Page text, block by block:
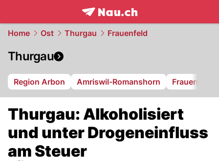
frontpage.NAU.ch
Home Ost Thurgau Frauenfeld
Thurgau
Region Arbon Amriswil-Romanshorn Frauenfeld
Thurgau: Alkoholisiert
und unter Drogeneinfluss
am Steuer